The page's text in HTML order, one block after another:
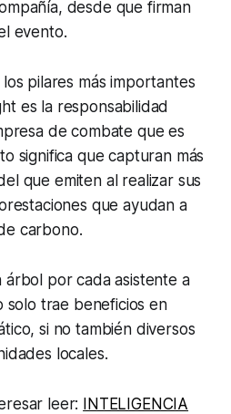
desde que firman
evento.
pilares más importantes
es la responsabilidad
de combate que es
significa que capturan más
que emiten al realizar sus
que ayudan a
carbono.
árbol por cada asistente a
solo trae beneficios en
si no también diversos
locales.
leer: INTELIGENCIA